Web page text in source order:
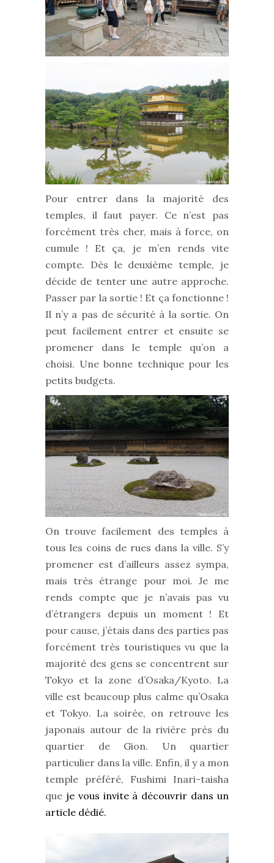
Pour entrer dans la majorité des
temples, il faut payer. Ce n’est pas
forcément très cher, mais à force, on
cumule ! Et ça, je m’en rends vite
compte. Dès le deuxième temple, je
décide de tenter une autre approche.
Passer par la sortie ! Et ça fonctionne !
Il n’y a pas de sécurité à la sortie. On
peut facilement entrer et ensuite se
promener dans le temple qu’on a
choisi. Une bonne technique pour les
petits budgets.
On trouve facilement des temples à
tous les coins de rues dans la ville. S’y
promener est d’ailleurs assez sympa,
mais très étrange pour moi. Je me
rends compte que je n’avais pas vu
d’étrangers depuis un moment ! Et
pour cause, j’étais dans des parties pas
forcément très touristiques vu que la
majorité des gens se concentrent sur
Tokyo et la zone d’Osaka/Kyoto. La
ville est beaucoup plus calme qu’Osaka
et Tokyo. La soirée, on retrouve les
japonais autour de la rivière près du
quartier de Gion. Un quartier
particulier dans la ville. Enfin, il y a mon
temple préféré, Fushimi Inari-taisha
que je vous invite à découvrir dans un
article dédié.